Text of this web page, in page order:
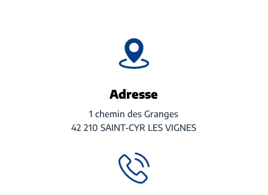
Adresse
1 chemin des Granges
42 210 SAINT-CYR LES VIGNES